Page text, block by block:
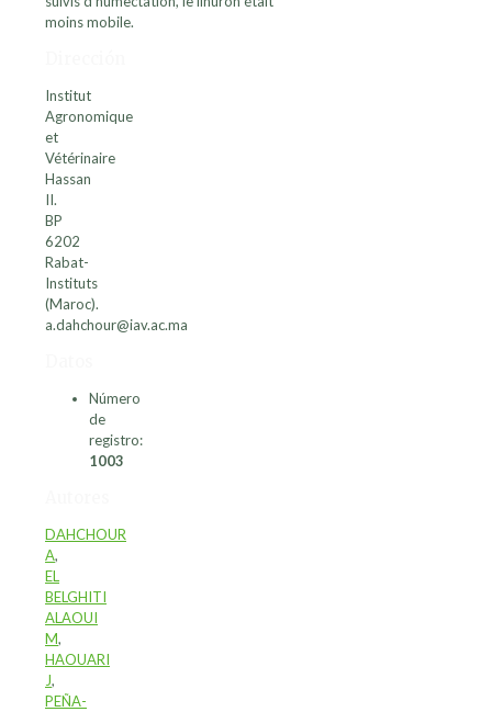
moins mobile.
Institut
Agronomique
et
Vétérinaire
Hassan
II.
BP
6202
Rabat-
Instituts
(Maroc).
a.dahchour@iav.ac.ma
Número
de
registro:
1003
DAHCHOUR
A,
EL
BELGHITI
ALAOUI
M,
HAOUARI
J,
PEÑA-